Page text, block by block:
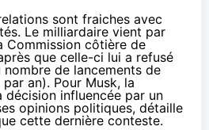
sont fraiches avec
Le milliardaire vient par
Commission côtière de
que celle-ci lui a refusé
de lancements de
an). Pour Musk, la
décision influencée par un
opinions politiques, détaille
cette dernière conteste.